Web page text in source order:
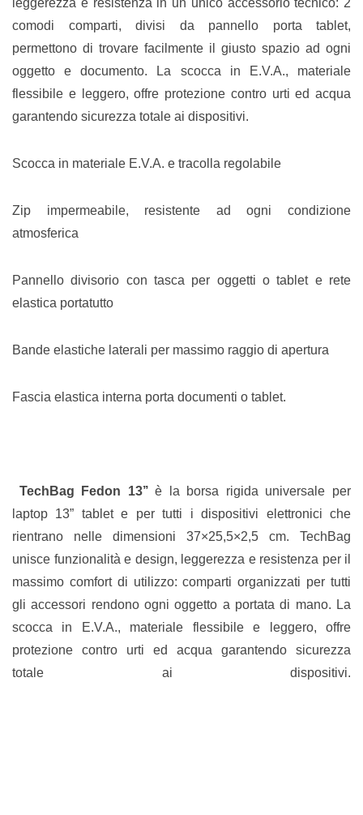
leggerezza e resistenza in un unico accessorio tecnico: 2
comodi comparti, divisi da pannello porta tablet,
permettono di trovare facilmente il giusto spazio ad ogni
oggetto e documento. La scocca in E.V.A., materiale
flessibile e leggero, offre protezione contro urti ed acqua
garantendo sicurezza totale ai dispositivi.
Scocca in materiale E.V.A. e tracolla regolabile
Zip impermeabile, resistente ad ogni condizione
atmosferica
Pannello divisorio con tasca per oggetti o tablet e rete
elastica portatutto
Bande elastiche laterali per massimo raggio di apertura
Fascia elastica interna porta documenti o tablet.
TechBag Fedon 13’’è la borsa rigida universale per
laptop 13” tablet e per tutti i dispositivi elettronici che
rientrano nelle dimensioni 37×25,5×2,5 cm. TechBag
unisce funzionalità e design, leggerezza e resistenza per il
massimo comfort di utilizzo: comparti organizzati per tutti
gli accessori rendono ogni oggetto a portata di mano. La
scocca in E.V.A., materiale flessibile e leggero, offre
protezione contro urti ed acqua garantendo sicurezza
totale ai dispositivi.